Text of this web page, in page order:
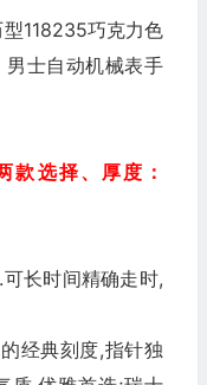
型118235巧克力色
士自动机械表手
款选择、厚度：
长时间精确走时,
经典刻度,指针独